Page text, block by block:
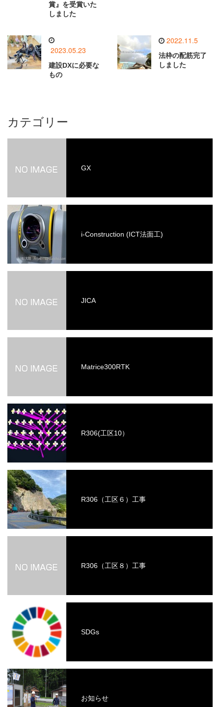
賞』を受賞いた
しました
2023.05.23
建設DXに必要な
もの
2022.11.5
法枠の配筋完了
しました
カテゴリー
GX
i-Construction (ICT法面工)
JICA
Matrice300RTK
R306(工区10）
R306（工区６）工事
R306（工区８）工事
SDGs
お知らせ